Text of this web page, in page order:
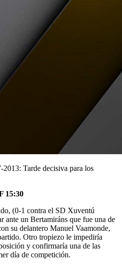
2013: Tarde decisiva para los
15:30
(0-1 contra el SD Xuventú
ante un Bertamiráns que fue una de
su delantero Manuel Vaamonde,
Otro tropiezo le impediría
y confirmaría una de las
día de competición.